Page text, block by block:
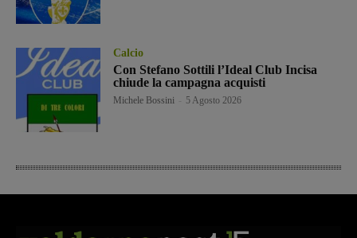
Calcio
Con Stefano Sottili l’Ideal Club Incisa
chiude la campagna acquisti
Michele Bossini 5 Agosto 2026